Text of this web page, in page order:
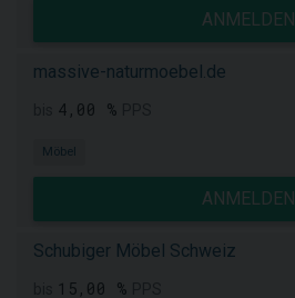
ANMELDEN
massive-naturmoebel.de
4,00 %
Möbel
ANMELDEN
Schubiger Möbel Schweiz
15,00 %